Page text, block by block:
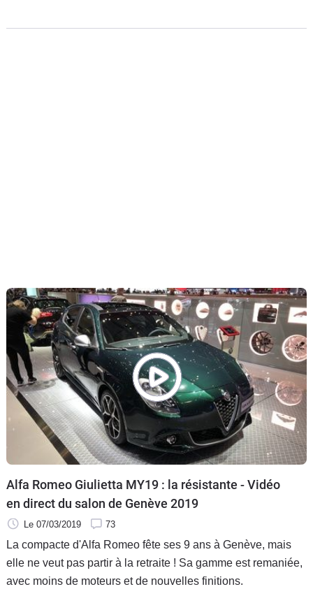
Alfa Romeo Giulietta MY19 : la résistante - Vidéo
en direct du salon de Genève 2019
Le 07/03/2019 73
La compacte d'Alfa Romeo fête ses 9 ans à Genève, mais
elle ne veut pas partir à la retraite ! Sa gamme est remaniée,
avec moins de moteurs et de nouvelles finitions.